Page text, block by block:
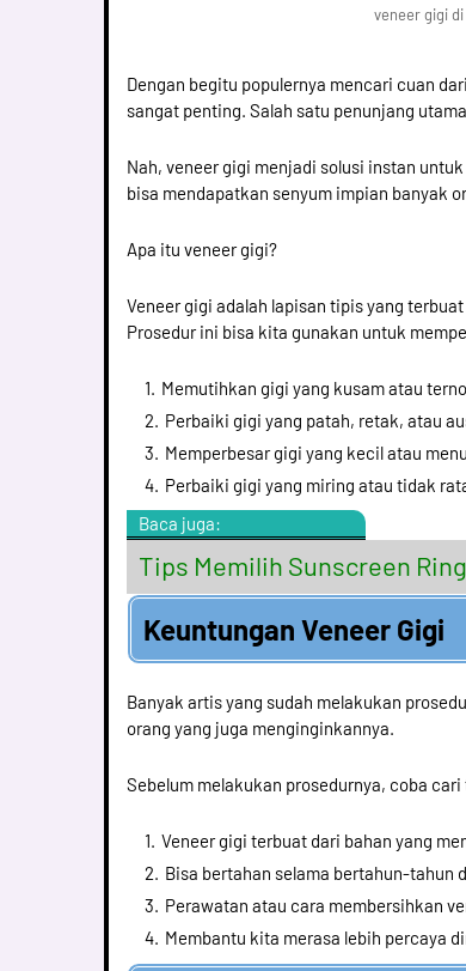
veneer gigi
Dengan begitu populernya mencari cuan
sangat penting. Salah satu penunjang
Nah, veneer gigi menjadi solusi instan
bisa mendapatkan senyum impian banyak
Apa itu veneer gigi?
Veneer gigi adalah lapisan tipis yang
Prosedur ini bisa kita gunakan untuk
Memutihkan gigi yang kusam atau
Perbaiki gigi yang patah, retak, atau
Memperbesar gigi yang kecil atau
Perbaiki gigi yang miring atau tidak
Baca juga:
Tips Memilih Sunscreen
Keuntungan Veneer Gigi
Banyak artis yang sudah melakukan
orang yang juga menginginkannya.
Sebelum melakukan prosedurnya, coba
Veneer gigi terbuat dari bahan yang
Bisa bertahan selama bertahun-tahun
Perawatan atau cara membersihkan
Membantu kita merasa lebih percaya